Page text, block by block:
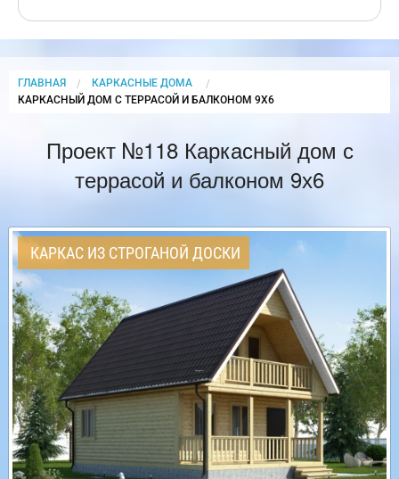
ГЛАВНАЯ
КАРКАСНЫЕ ДОМА
CURRENT:
КАРКАСНЫЙ ДОМ С ТЕРРАСОЙ И БАЛКОНОМ 9Х6
Проект №118 Каркасный дом с
террасой и балконом 9х6
КАРКАС ИЗ СТРОГАНОЙ ДОСКИ